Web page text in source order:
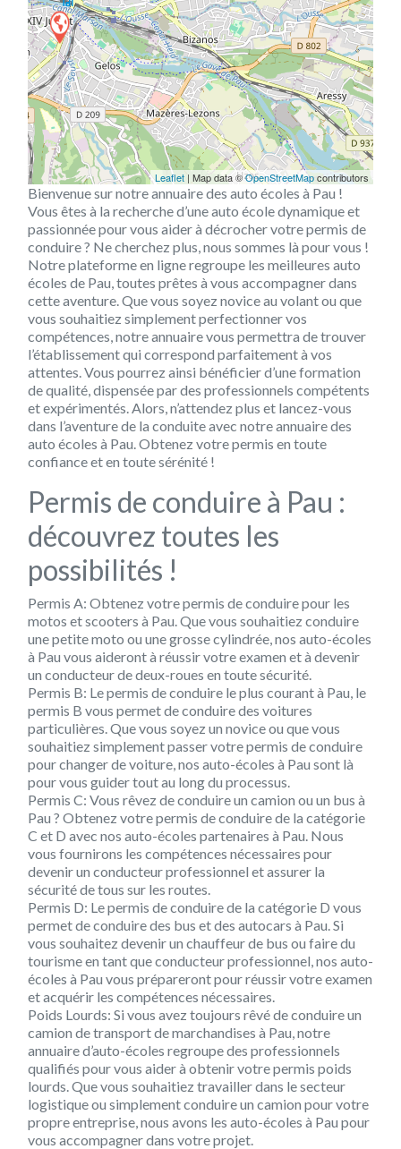
Leaflet | Map data ©OpenStreetMapcontributors
Bienvenue sur notre annuaire des auto écoles à Pau !
Vous êtes à la recherche d’une auto école dynamique et
passionnée pour vous aider à décrocher votre permis de
conduire ? Ne cherchez plus, nous sommes là pour vous !
Notre plateforme en ligne regroupe les meilleures auto
écoles de Pau, toutes prêtes à vous accompagner dans
cette aventure. Que vous soyez novice au volant ou que
vous souhaitiez simplement perfectionner vos
compétences, notre annuaire vous permettra de trouver
l’établissement qui correspond parfaitement à vos
attentes. Vous pourrez ainsi bénéficier d’une formation
de qualité, dispensée par des professionnels compétents
et expérimentés. Alors, n’attendez plus et lancez-vous
dans l’aventure de la conduite avec notre annuaire des
auto écoles à Pau. Obtenez votre permis en toute
confiance et en toute sérénité !
Permis de conduire à Pau :
découvrez toutes les
possibilités !
Permis A: Obtenez votre permis de conduire pour les
motos et scooters à Pau. Que vous souhaitiez conduire
une petite moto ou une grosse cylindrée, nos auto-écoles
à Pau vous aideront à réussir votre examen et à devenir
un conducteur de deux-roues en toute sécurité.
Permis B: Le permis de conduire le plus courant à Pau, le
permis B vous permet de conduire des voitures
particulières. Que vous soyez un novice ou que vous
souhaitiez simplement passer votre permis de conduire
pour changer de voiture, nos auto-écoles à Pau sont là
pour vous guider tout au long du processus.
Permis C: Vous rêvez de conduire un camion ou un bus à
Pau ? Obtenez votre permis de conduire de la catégorie
C et D avec nos auto-écoles partenaires à Pau. Nous
vous fournirons les compétences nécessaires pour
devenir un conducteur professionnel et assurer la
sécurité de tous sur les routes.
Permis D: Le permis de conduire de la catégorie D vous
permet de conduire des bus et des autocars à Pau. Si
vous souhaitez devenir un chauffeur de bus ou faire du
tourisme en tant que conducteur professionnel, nos auto-
écoles à Pau vous prépareront pour réussir votre examen
et acquérir les compétences nécessaires.
Poids Lourds: Si vous avez toujours rêvé de conduire un
camion de transport de marchandises à Pau, notre
annuaire d’auto-écoles regroupe des professionnels
qualifiés pour vous aider à obtenir votre permis poids
lourds. Que vous souhaitiez travailler dans le secteur
logistique ou simplement conduire un camion pour votre
propre entreprise, nous avons les auto-écoles à Pau pour
vous accompagner dans votre projet.